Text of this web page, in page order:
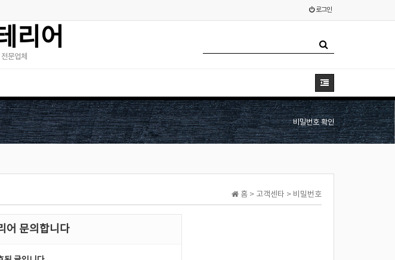
로그인
리어
문업체
비밀번호 확인
홈 > 고객센타 > 비밀번호
어 문의합니다